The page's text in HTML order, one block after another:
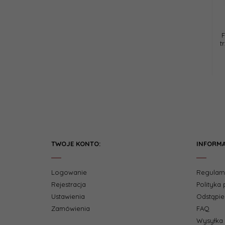
TWOJE KONTO:
Logowanie
Rejestracja
Ustawienia
Zamówienia
Polityka
FAQ
Wysyłka